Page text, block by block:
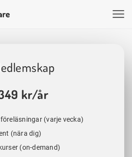
kr/år
(varje vecka)
(nära dig)
(on-demand)